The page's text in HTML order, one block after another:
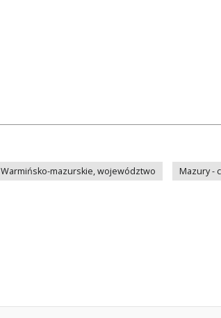
Warmińsko-mazurskie, województwo Mazury -